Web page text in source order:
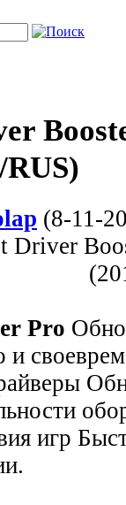
(8-11-
Pro
и
игр